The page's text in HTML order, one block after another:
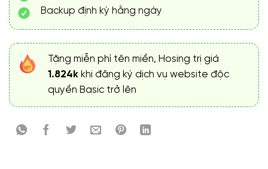
Backup định kỳ hằng ngày
Tặng miễn phí tên miền, Hosing trị giá
1.824k khi đăng ký dịch vụ website độc
quyền Basic trở lên